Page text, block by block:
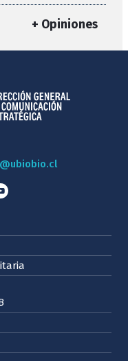
+ Opiniones